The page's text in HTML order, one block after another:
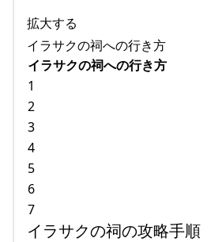
拡大する
イラサクの祠への行き方
イラサクの祠への行き方
1
2
3
4
5
6
7
イラサクの祠の攻略手順